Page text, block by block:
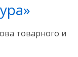
товарного и